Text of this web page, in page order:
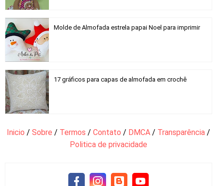
Molde de Almofada estrela papai Noel para imprimir
17 gráficos para capas de almofada em crochê
Inicio / Sobre / Termos / Contato / DMCA / Transparência /
Politica de privacidade